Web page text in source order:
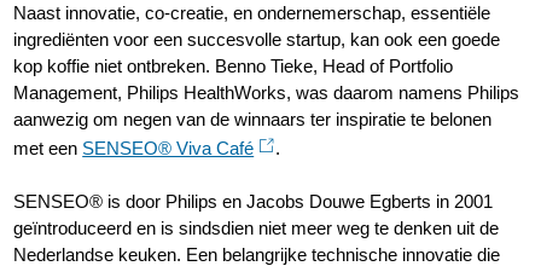
Naast innovatie, co-creatie, en ondernemerschap, essentiële
ingrediënten voor een succesvolle startup, kan ook een goede
kop koffie niet ontbreken. Benno Tieke, Head of Portfolio
Management, Philips HealthWorks, was daarom namens Philips
aanwezig om negen van de winnaars ter inspiratie te belonen
met een SENSEO® Viva Café .
SENSEO® is door Philips en Jacobs Douwe Egberts in 2001
geïntroduceerd en is sindsdien niet meer weg te denken uit de
Nederlandse keuken. Een belangrijke technische innovatie die